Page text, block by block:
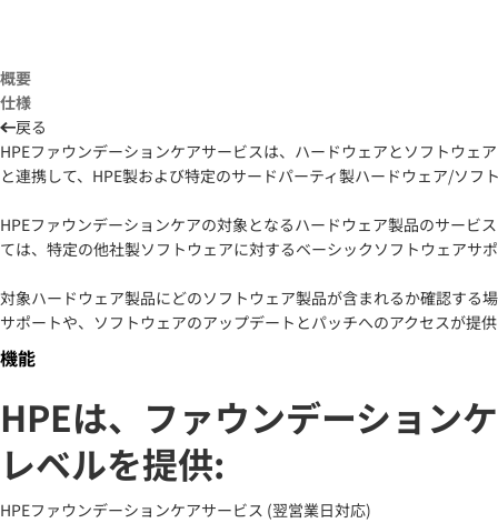
概要
仕様
戻る
HPEファウンデーションケアサービスは、ハードウェアとソフトウェ
と連携して、HPE製および特定のサードパーティ製ハードウェア/ソフ
HPEファウンデーションケアの対象となるハードウェア製品のサービ
ては、特定の他社製ソフトウェアに対するベーシックソフトウェアサ
対象ハードウェア製品にどのソフトウェア製品が含まれるか確認する
サポートや、ソフトウェアのアップデートとパッチへのアクセスが提
機能
HPEは、ファウンデーション
レベルを提供:
HPEファウンデーションケアサービス (翌営業日対応)